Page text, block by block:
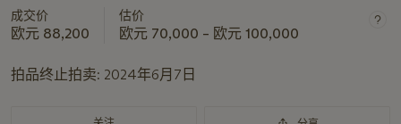
品
重
资
成交价
欧元 88,200
估价
欧元 70,000 – 欧元 100,000
拍品终止拍卖: 2024年6月7日